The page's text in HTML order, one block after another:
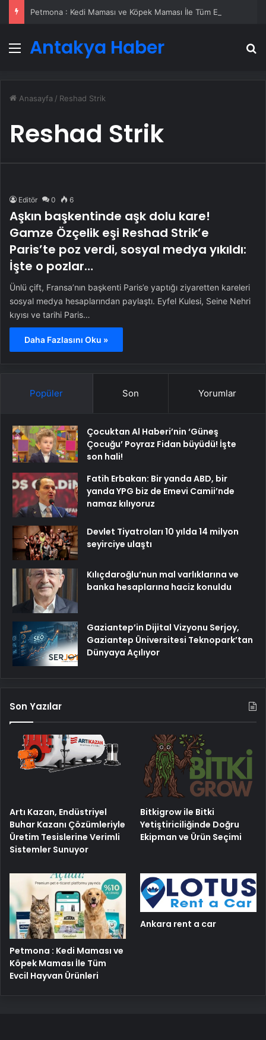
Menü
Antakya Haber
Anasayfa / Reshad Strik
Reshad Strik
Editör 0 6
Aşkın başkentinde aşk dolu kare!
Gamze Özçelik eşi Reshad Strik’e
Paris’te poz verdi, sosyal medya yıkıldı:
İşte o pozlar…
Ünlü çift, Fransa’nın başkenti Paris’e yaptığı ziyaretten kareleri
sosyal medya hesaplarından paylaştı. Eyfel Kulesi, Seine Nehri
kıyısı ve tarihi Paris…
Daha Fazlasını Oku »
Popüler Son Yorumlar
Çocuktan Al Haberi’nin ‘Güneş
Çocuğu’ Poyraz Fidan büyüdü! İşte
son hali!
Fatih Erbakan: Bir yanda ABD, bir
yanda YPG biz de Emevi Camii’nde
namaz kılıyoruz
Devlet Tiyatroları 10 yılda 14 milyon
seyirciye ulaştı
Kılıçdaroğlu’nun mal varlıklarına ve
banka hesaplarına haciz konuldu
Gaziantep’in Dijital Vizyonu Serjoy,
Gaziantep Üniversitesi Teknopark’tan
Dünyaya Açılıyor
Son Yazılar
Artı Kazan, Endüstriyel
Buhar Kazanı Çözümleriyle
Üretim Tesislerine Verimli
Sistemler Sunuyor
Bitkigrow ile Bitki
Yetiştiriciliğinde Doğru
Ekipman ve Ürün Seçimi
Petmona : Kedi Maması ve
Köpek Maması İle Tüm
Evcil Hayvan Ürünleri
Ankara rent a car